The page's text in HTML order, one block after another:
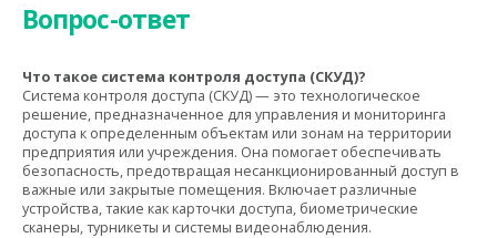
Вопрос-ответ
Что такое система контроля доступа (СКУД)?
Система контроля доступа (СКУД) — это технологическое
решение, предназначенное для управления и мониторинга
доступа к определенным объектам или зонам на территории
предприятия или учреждения. Она помогает обеспечивать
безопасность, предотвращая несанкционированный доступ в
важные или закрытые помещения. Включает различные
устройства, такие как карточки доступа, биометрические
сканеры, турникеты и системы видеонаблюдения.